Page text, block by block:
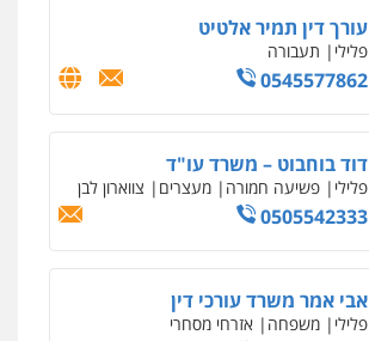
עו"ד אליה חן ברק
פלילי פשיעה חמורה ליווי וייצוג בחקירות
ומעצרים אסירים
0525914163
לשעבר סגן מנהל המחלקה הפלילית
בפרקליטות המדינה
0506217994
פלילי עורכי דין לענייני אסירים
חמורה מעצרים וחקירות